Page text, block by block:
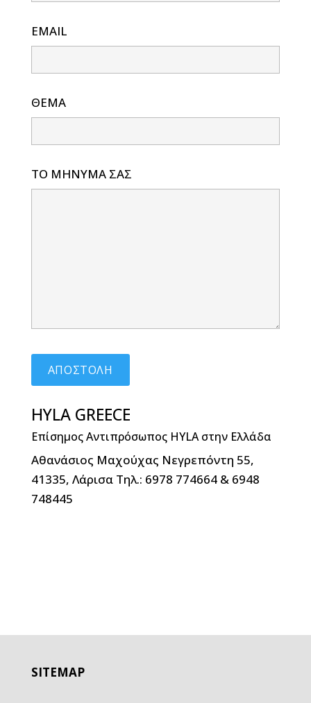
EMAIL
ΘΕΜΑ
ΤΟ ΜΗΝΥΜΑ ΣΑΣ
HYLA GREECE
Επίσημος Αντιπρόσωπος HYLA στην Ελλάδα
Αθανάσιος Μαχούχας Νεγρεπόντη 55,
41335, Λάρισα Τηλ.: 6978 774664 & 6948
748445
SITEMAP